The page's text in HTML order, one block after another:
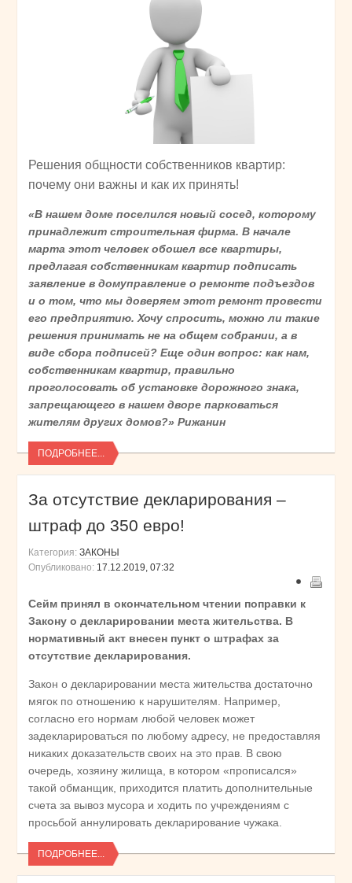
Решения общности собственников квартир:
почему они важны и как их принять!
«В нашем доме поселился новый сосед, которому
принадлежит строительная фирма. В начале
марта этот человек обошел все квартиры,
предлагая собственникам квартир подписать
заявление в домуправление о ремонте подъездов
и о том, что мы доверяем этот ремонт провести
его предприятию. Хочу спросить, можно ли такие
решения принимать не на общем собрании, а в
виде сбора подписей? Еще один вопрос: как нам,
собственникам квартир, правильно
проголосовать об установке дорожного знака,
запрещающего в нашем дворе парковаться
жителям других домов?» Рижанин
ПОДРОБНЕЕ...
За отсутствие декларирования –
штраф до 350 евро!
Категория: ЗАКОНЫ
Опубликовано: 17.12.2019, 07:32
Сейм принял в окончательном чтении поправки к
Закону о декларировании места жительства. В
нормативный акт внесен пункт о штрафах за
отсутствие декларирования.
Закон о декларировании места жительства достаточно
мягок по отношению к нарушителям. Например,
согласно его нормам любой человек может
задекларироваться по любому адресу, не предоставляя
никаких доказательств своих на это прав. В свою
очередь, хозяину жилища, в котором «прописался»
такой обманщик, приходится платить дополнительные
счета за вывоз мусора и ходить по учреждениям с
просьбой аннулировать декларирование чужака.
ПОДРОБНЕЕ...